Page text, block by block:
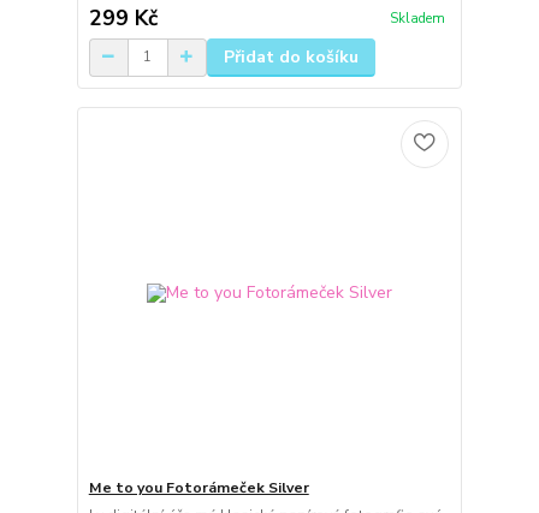
299 Kč Skladem
Přidat do košíku
Me to you Fotorámeček Silver